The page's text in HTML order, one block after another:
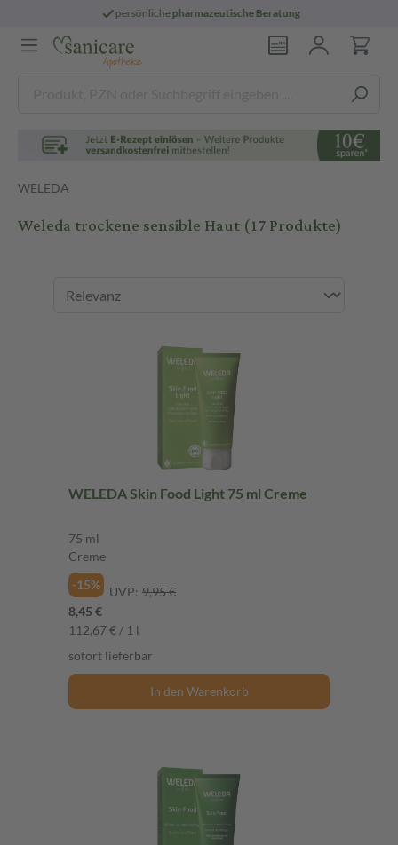
persönlichepharmazeutische Beratung
WELEDA
Weleda trockene sensible Haut(17 Produkte)
WELEDA Skin Food Light 75 ml Creme
75 ml
Creme
-15%
UVP: 9,95 €
8,45 €
112,67 € / 1 l
sofort lieferbar
In den Warenkorb